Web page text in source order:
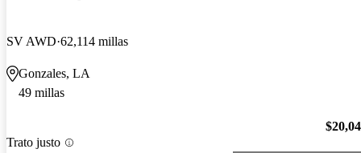
SV AWD 62,114 millas
Gonzales, LA
49 millas
Trato justo